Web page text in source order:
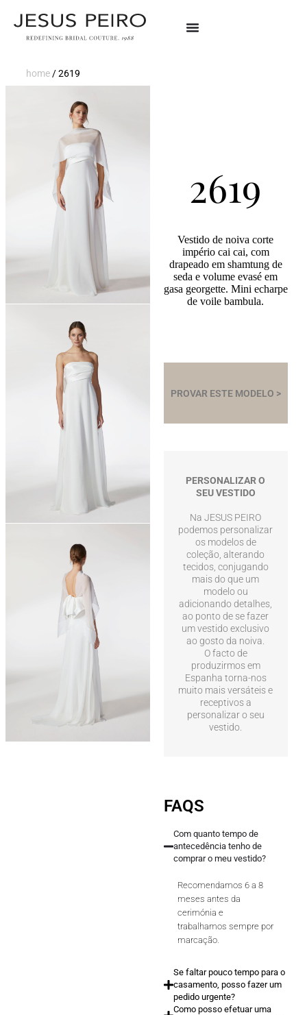
home /2619
2619
Vestido de noiva corte
império cai cai, com
drapeado em shamtung de
seda e volume evasé em
gasa georgette. Mini echarpe
de voile bambula.
PROVAR ESTE MODELO >
PERSONALIZAR O
SEU VESTIDO
Na JESUS PEIRO
podemos personalizar
os modelos de
coleção, alterando
tecidos, conjugando
mais do que um
modelo ou
adicionando detalhes,
ao ponto de se fazer
um vestido exclusivo
ao gosto da noiva.
O facto de
produzirmos em
Espanha torna-nos
muito mais versáteis e
receptivos a
personalizar o seu
vestido.
FAQS
Com quanto tempo de
antecedência tenho de
comprar o meu vestido?
Recomendamos 6 a 8
meses antes da
cerimónia e
trabalhamos sempre por
marcação.
Se faltar pouco tempo para o
casamento, posso fazer um
pedido urgente?
Como posso efetuar uma